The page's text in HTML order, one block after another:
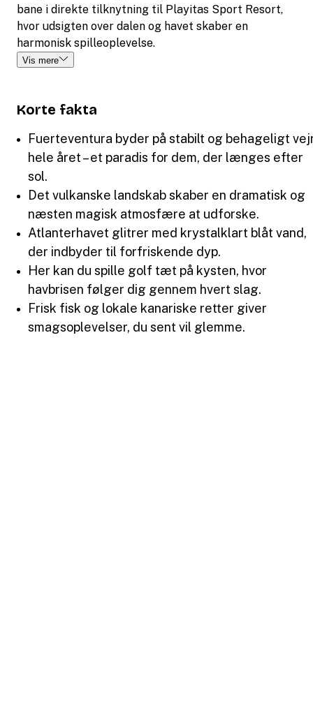
bane i direkte tilknytning til Playitas Sport Resort,
hvor udsigten over dalen og havet skaber en
harmonisk spilleoplevelse.
Vis mere
Korte fakta
Fuerteventura byder på stabilt og behageligt
hele året – et paradis for dem, der længes efter
sol.
Det vulkanske landskab skaber en dramatisk og
næsten magisk atmosfære at udforske.
Atlanterhavet glitrer med krystalklart blåt vand,
der indbyder til forfriskende dyp.
Her kan du spille golf tæt på kysten, hvor
havbrisen følger dig gennem hvert slag.
Frisk fisk og lokale kanariske retter giver
smagsoplevelser, du sent vil glemme.